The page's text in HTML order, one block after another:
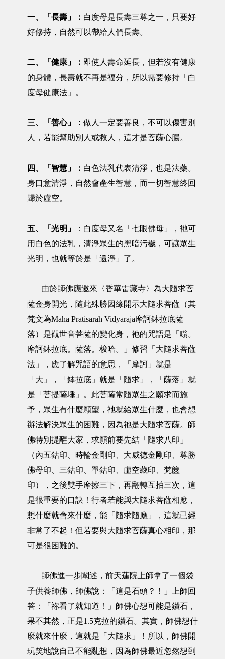
一、「長壽」： 白度母是長壽三尊之一，只要好
好修持，自然可以帶給人們長壽。
二、「健康」： 即使人壽命延長，但若沒有健康
的身體，長壽就不再是福分，所以需要修持「白
度母健康法」。
三、「善心」： 做人一定要善良，不可以傷害別
人，若能幫助別人或救人，這才是菩薩心腸。
四、「智慧」： 白色法乳代表清淨，也是法藥。
身口意清淨，自然會產生智慧，而一切智慧終回
歸於虛空。
五、「光明」
：白度母又名「七眼佛母」，衪可
用白色的法乳，清淨眾生的黑暗污穢，可讓眾生
光明，也就等於是「還淨」了。
由於師佛應邀來〈香華雷藏寺〉為大隨求菩
薩金身開光，隨此殊勝因緣開示大隨求菩薩（其
梵文為Maha Pratisarah Vidyaraja摩訶鉢拉底薩
落）是觀世音菩薩的變化身，祂的咒語是「嗡。
摩訶鉢拉底。薩落。梭哈。」修習「大隨求菩薩
法」，應了解咒語的意思，「摩訶」就是
「大」，「鉢拉底」就是「隨求」，「薩落」就
是「菩提薩埵」。此菩薩常隨眾生之願求而施
予，眾生有什麼願望，祂就給眾生什麼，也會想
辦法解決眾生的困難，因為祂是大隨求菩薩。師
佛特別提醒大家，求願前要先結「隨求八印」
（內五鈷印、時輪金剛印、大威德金剛印、尊勝
佛母印、三鈷印、單鈷印、虛空藏印、梵篋
印），之後雙手摩擦三下，再翻轉互拍三次，這
是很重要的口訣！行者若能與大隨求菩薩相應，
想什麼就會來什麼，能「隨求隨應」，這就已經
非常了不起！但若要與大隨求菩薩真心相印，那
可是很困難的。
師佛進一步闡述，前天蓮院上師拿了一個袋
子供養師佛，師佛說：「這是石頭？！」上師回
答：「祢看了就知道！」師佛心想可能是鑽石，
果不其然，正是1.5克拉的鑽石。其實，師佛想什
麼就來什麼，這就是「大隨求」！所以，師佛開
玩笑地說自己不能亂想，因為師佛最近忽然想到